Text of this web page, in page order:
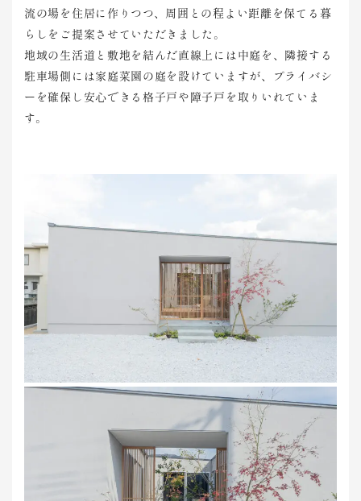
流の場を住居に作りつつ、周囲との程よい距離を保てる暮
らしをご提案させていただきました。
地域の生活道と敷地を結んだ直線上には中庭を、隣接する
駐車場側には家庭菜園の庭を設けていますが、プライバシ
ーを確保し安心できる格子戸や障子戸を取りいれていま
す。